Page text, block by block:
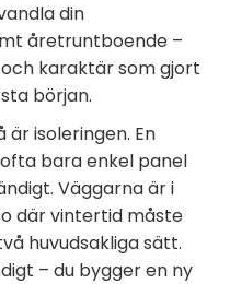
din
åretruntboende –
karaktär som gjort
början.
isoleringen. En
bara enkel panel
Väggarna är i
där vintertid måste
huvudsakliga sätt.
– du bygger en ny